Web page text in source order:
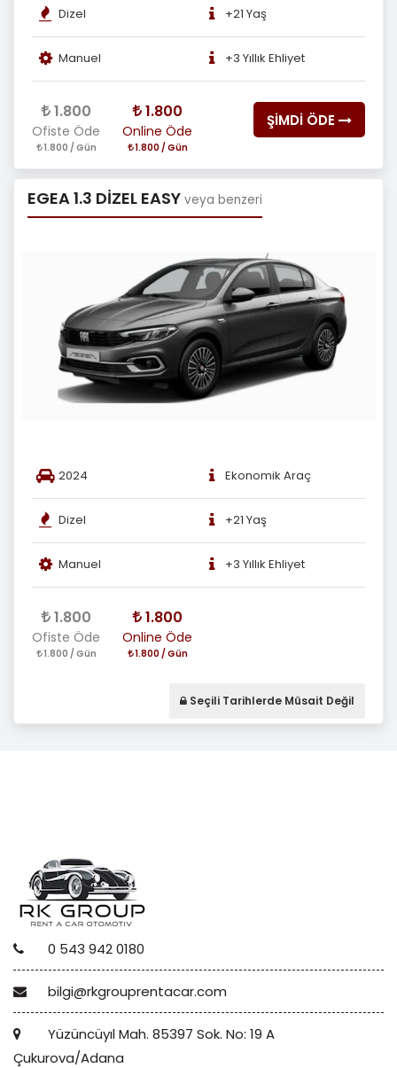
Dizel +21 Yaş
Manuel +3 Yıllık Ehliyet
1.800
Ofiste Öde
1.800 / Gün
1.800
Online Öde
1.800 / Gün
ŞİMDİ ÖDE
EGEA 1.3 DİZEL EASY veya benzeri
2024 Ekonomik Araç
Dizel +21 Yaş
Manuel +3 Yıllık Ehliyet
1.800
Ofiste Öde
1.800 / Gün
1.800
Online Öde
1.800 / Gün
Seçili Tarihlerde Müsait Değil
0 543 942 0180
bilgi@rkgrouprentacar.com
Yüzüncüyıl Mah. 85397 Sok. No: 19 A
Çukurova/Adana